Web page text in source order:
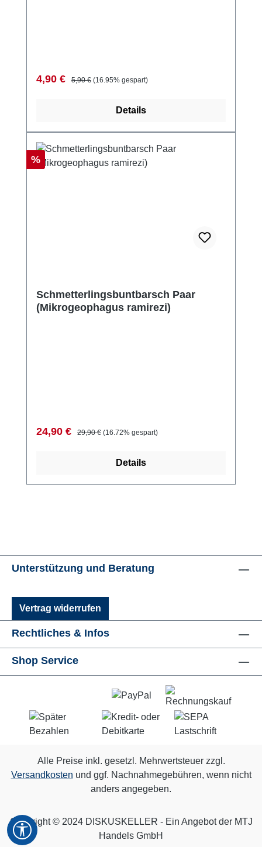
Verkaufspreis:
4,90 € Regulärer Preis:
5,90 € (16.95% gespart)
Details
Rabatt
%
Schmetterlingsbuntbarsch Paar
(Mikrogeophagus ramirezi)
Verkaufspreis:
24,90 € Regulärer Preis:
29,90 € (16.72% gespart)
Details
Unterstützung und Beratung
Vertrag widerrufen
Rechtliches & Infos
Shop Service
Alle Preise inkl. gesetzl. Mehrwertsteuer zzgl.
Versandkosten und ggf. Nachnahmegebühren, wenn nicht
anders angegeben.
Copyright © 2024 DISKUSKELLER - Ein Angebot der MTJ
Handels GmbH
Werkzeugleiste anzeigen